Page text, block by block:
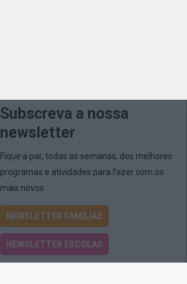
Subscreva a nossa
newsletter
Fique a par, todas as semanas, dos melhores
programas e atividades para fazer com os
mais novos
NEWSLETTER FAMÍLIAS
NEWSLETTER ESCOLAS